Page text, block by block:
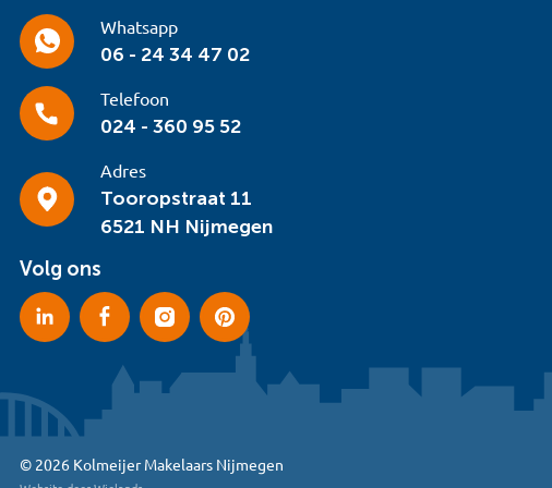
Whatsapp
06 - 24 34 47 02
Telefoon
024 - 360 95 52
Adres
Tooropstraat 11
6521 NH Nijmegen
Volg ons
© 2026 Kolmeijer Makelaars Nijmegen